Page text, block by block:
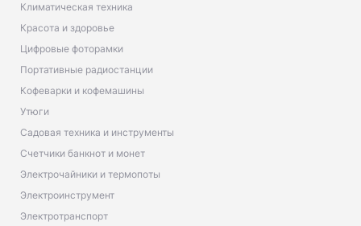
Климатическая техника
Красота и здоровье
Цифровые фоторамки
Портативные радиостанции
Кофеварки и кофемашины
Утюги
Садовая техника и инструменты
Счетчики банкнот и монет
Электрочайники и термопоты
Электроинструмент
Электротранспорт